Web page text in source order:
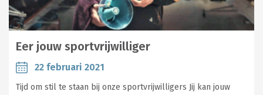
Eer jouw sportvrijwilliger
22 februari 2021
Tijd om stil te staan bij onze sportvrijwilligers Jij kan jouw